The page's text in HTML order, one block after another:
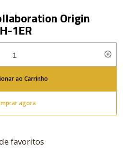
Origin
1ER
ao Carrinho
agora
favoritos